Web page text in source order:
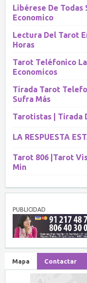
Libérese De Todas
Economico
Lectura Del Tarot
Horas
Tarot Teléfonico
Economicos
Tirada Tarot
Sufra Más
Tarotistas | Tirada
LA RESPUESTA
Tarot 806 |Tarot
Min
PUBLICIDAD
Mapa Contactar